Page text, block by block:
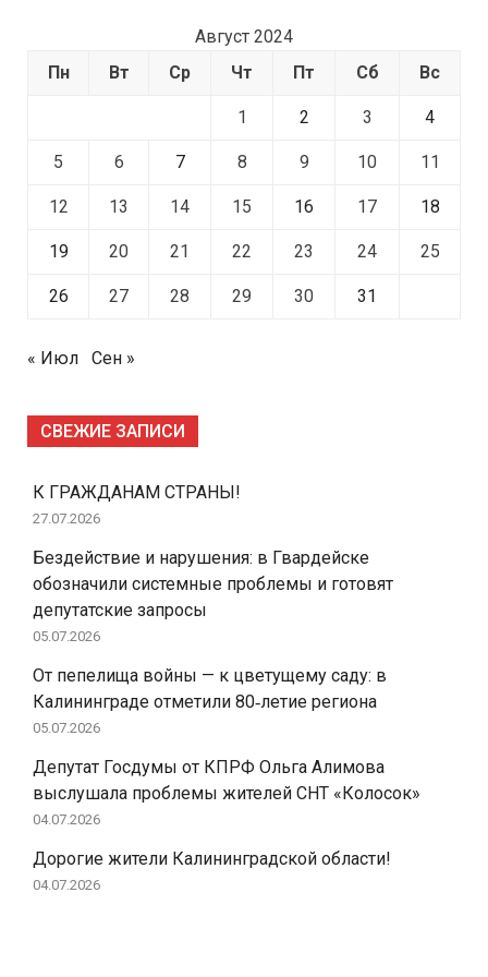
Август 2024
Пн
Вт Ср Чт Пт Сб Вс
1 2 3 4
5 6 7 8 9 10 11
12 13 14 15 16 17 18
19 20 21 22 23 24 25
26 27 28 29 30 31
« Июл Сен »
СВЕЖИЕ ЗАПИСИ
К ГРАЖДАНАМ СТРАНЫ!
27.07.2026
Бездействие и нарушения: в Гвардейске
обозначили системные проблемы и готовят
депутатские запросы
05.07.2026
От пепелища войны — к цветущему саду: в
Калининграде отметили 80‑летие региона
05.07.2026
Депутат Госдумы от КПРФ Ольга Алимова
выслушала проблемы жителей СНТ «Колосок»
04.07.2026
Дорогие жители Калининградской области!
04.07.2026